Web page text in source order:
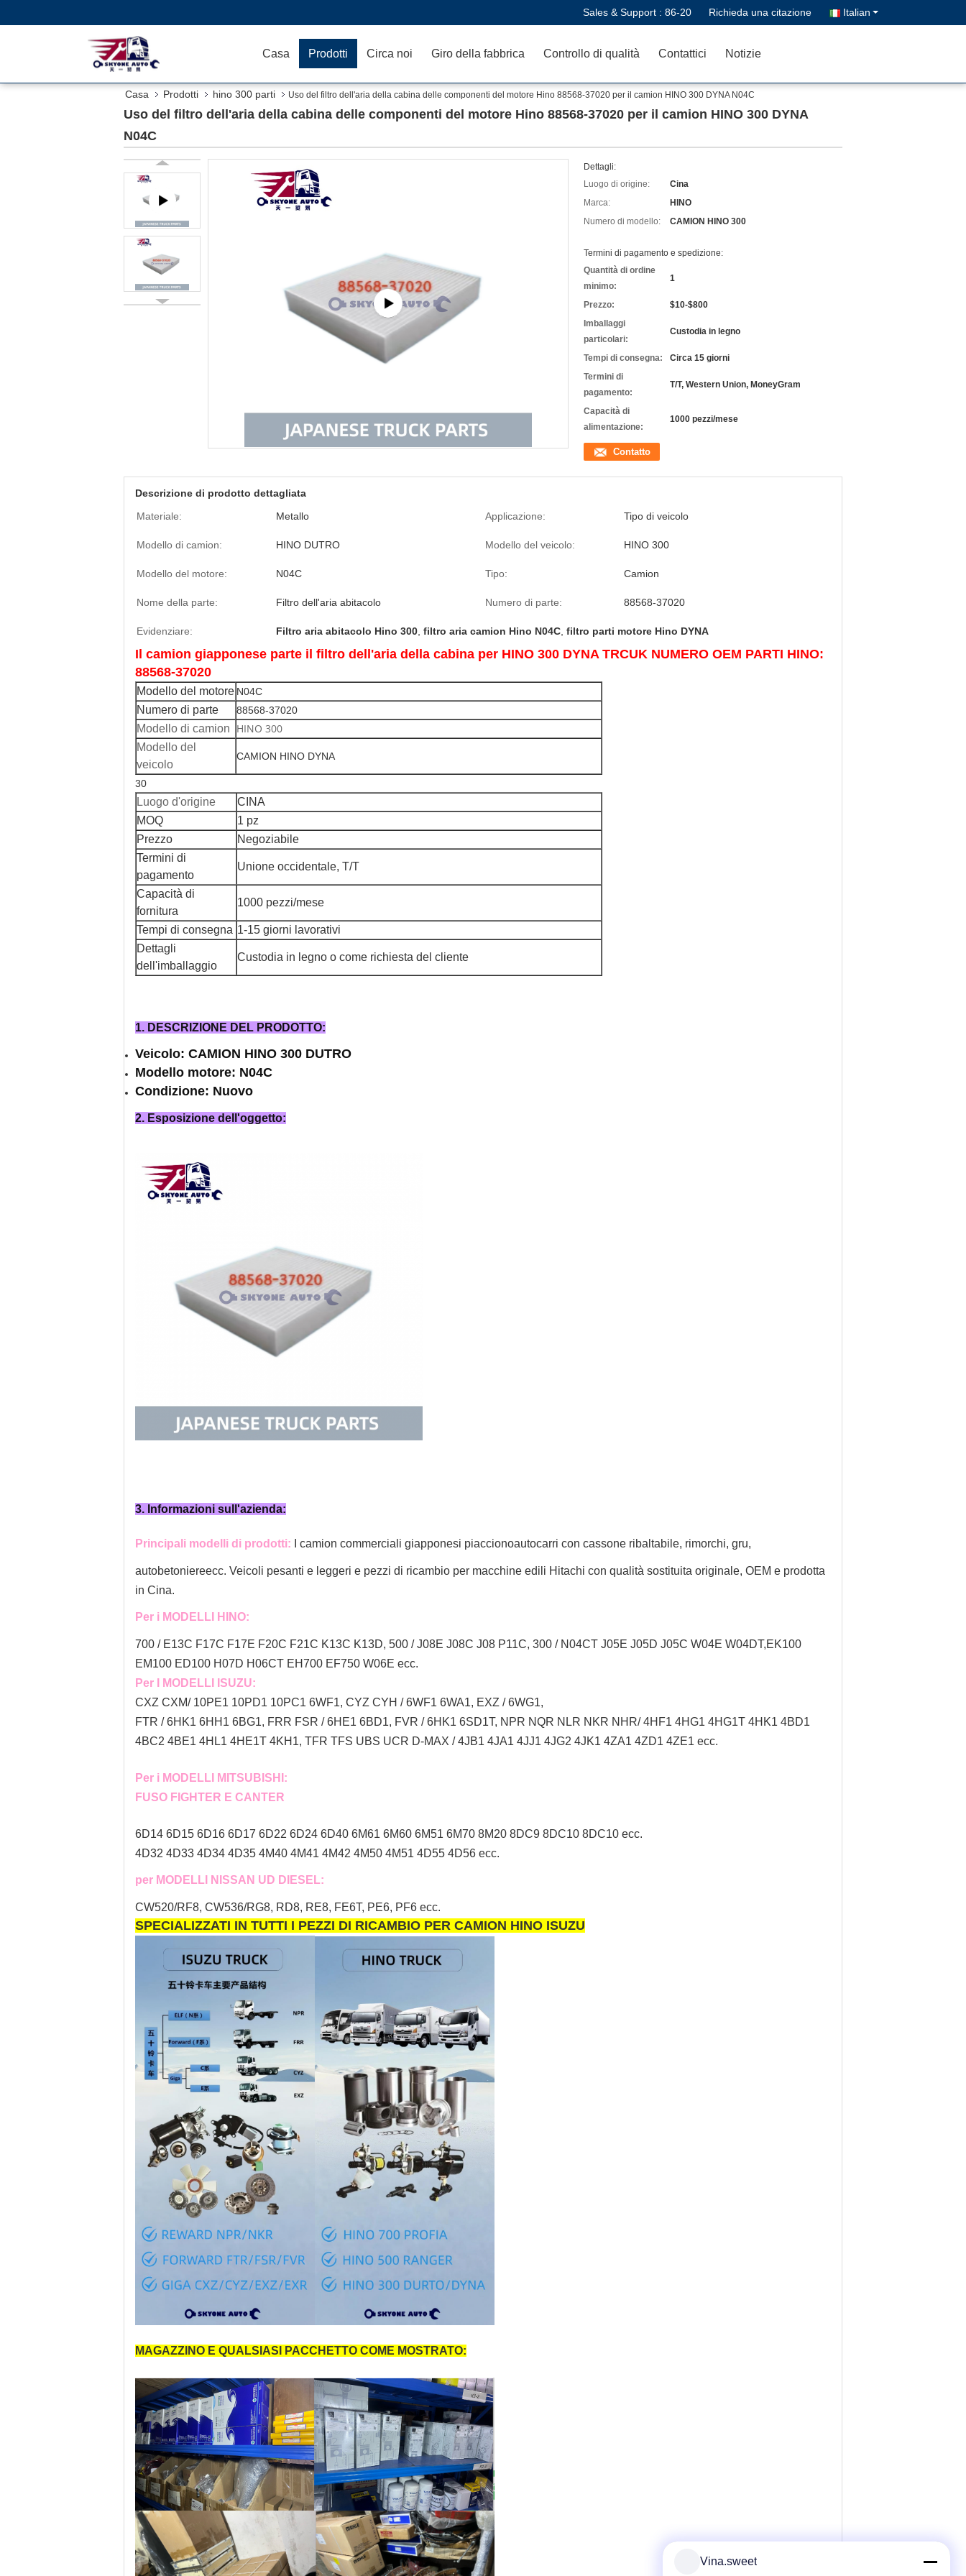
Sales & Support : 86-20 Richieda una citazione Italian
Casa Prodotti Circa noi Giro della fabbrica Controllo di qualità Contattici Notizie
Casa Prodotti hino 300 parti Uso del filtro dell'aria della cabina delle componenti del motore Hino 88568-37020 per il camion HINO 300 DYNA N04C
Uso del filtro dell'aria della cabina delle componenti del motore Hino 88568-37020 per il camion HINO 300 DYNA
N04C
Dettagli:
Luogo di origine:
Cina
Marca:
HINO
Numero di modello:
CAMION HINO 300
Termini di pagamento e spedizione:
Quantità di ordine
minimo:
1
Prezzo:
$10-$800
Imballaggi
particolari:
Custodia in legno
Tempi di consegna:
Circa 15 giorni
Termini di
pagamento:
T/T, Western Union, MoneyGram
Capacità di
alimentazione:
1000 pezzi/mese
Contatto
Descrizione di prodotto dettagliata
Materiale:
Metallo Applicazione: Tipo di veicolo
Modello di camion: HINO DUTRO Modello del veicolo: HINO 300
Modello del motore: N04C Tipo: Camion
Nome della parte: Filtro dell'aria abitacolo Numero di parte: 88568-37020
Evidenziare: Filtro aria abitacolo Hino 300 filtro aria camion Hino N04C filtro parti motore Hino DYNA
Il camion giapponese parte il filtro dell'aria della cabina per HINO 300 DYNA TRCUK NUMERO OEM PARTI HINO:
88568-37020
Modello del motore N04C
Numero di parte 88568-37020
Modello di camion HINO 300
Modello del
veicolo
CAMION HINO DYNA
30
Luogo d'origine
CINA
MOQ
1 pz
Prezzo
Negoziabile
Termini di
pagamento
Unione occidentale, T/T
Capacità di
fornitura
1000 pezzi/mese
Tempi di consegna 1-15 giorni lavorativi
Dettagli
dell'imballaggio
Custodia in legno o come richiesta del cliente
1. DESCRIZIONE DEL PRODOTTO:
Veicolo: CAMION HINO 300 DUTRO
Modello motore: N04C
Condizione: Nuovo
2. Esposizione dell'oggetto:
3. Informazioni sull'azienda:
Principali modelli di prodotti: I camion commerciali giapponesi piaccionoautocarri con cassone ribaltabile, rimorchi, gru,
autobetoniereecc. Veicoli pesanti e leggeri e pezzi di ricambio per macchine edili Hitachi con qualità sostituita originale, OEM e prodotta
in Cina.
Per i MODELLI HINO:
700 / E13C F17C F17E F20C F21C K13C K13D, 500 / J08E J08C J08 P11C, 300 / N04CT J05E J05D J05C W04E W04DT,EK100
EM100 ED100 H07D H06CT EH700 EF750 W06E ecc.
Per I MODELLI ISUZU:
CXZ CXM/ 10PE1 10PD1 10PC1 6WF1, CYZ CYH / 6WF1 6WA1, EXZ / 6WG1,
FTR / 6HK1 6HH1 6BG1, FRR FSR / 6HE1 6BD1, FVR / 6HK1 6SD1T, NPR NQR NLR NKR NHR/ 4HF1 4HG1 4HG1T 4HK1 4BD1
4BC2 4BE1 4HL1 4HE1T 4KH1, TFR TFS UBS UCR D-MAX / 4JB1 4JA1 4JJ1 4JG2 4JK1 4ZA1 4ZD1 4ZE1 ecc.
Per i MODELLI MITSUBISHI:
FUSO FIGHTER E CANTER
6D14 6D15 6D16 6D17 6D22 6D24 6D40 6M61 6M60 6M51 6M70 8M20 8DC9 8DC10 8DC10 ecc.
4D32 4D33 4D34 4D35 4M40 4M41 4M42 4M50 4M51 4D55 4D56 ecc.
per MODELLI NISSAN UD DIESEL:
CW520/RF8, CW536/RG8, RD8, RE8, FE6T, PE6, PF6 ecc.
SPECIALIZZATI IN TUTTI I PEZZI DI RICAMBIO PER CAMION HINO ISUZU
MAGAZZINO E QUALSIASI PACCHETTO COME MOSTRATO:
Vina.sweet